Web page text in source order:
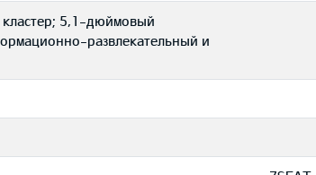
5,1-дюймовый
развлекательный и